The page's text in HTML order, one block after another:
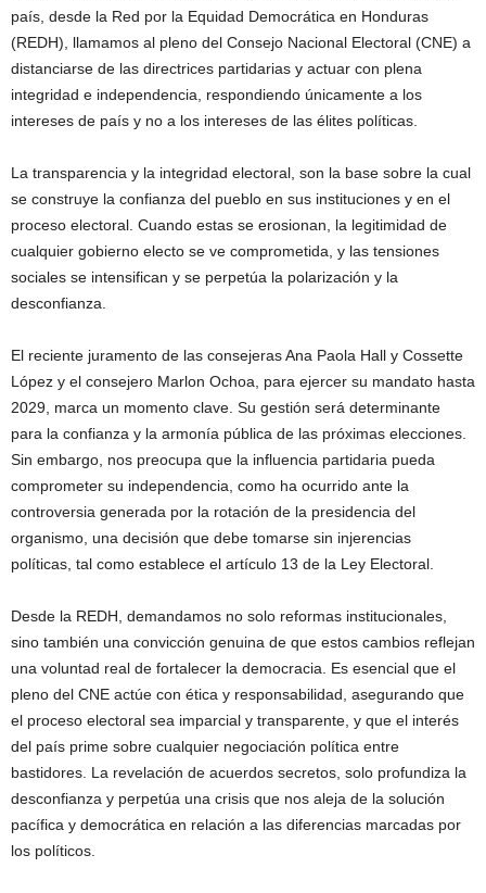
país, desde la Red por la Equidad Democrática en Honduras
(REDH), llamamos al pleno del Consejo Nacional Electoral (CNE) a
distanciarse de las directrices partidarias y actuar con plena
integridad e independencia, respondiendo únicamente a los
intereses de país y no a los intereses de las élites políticas.
La transparencia y la integridad electoral, son la base sobre la cual
se construye la confianza del pueblo en sus instituciones y en el
proceso electoral. Cuando estas se erosionan, la legitimidad de
cualquier gobierno electo se ve comprometida, y las tensiones
sociales se intensifican y se perpetúa la polarización y la
desconfianza.
El reciente juramento de las consejeras Ana Paola Hall y Cossette
López y el consejero Marlon Ochoa, para ejercer su mandato hasta
2029, marca un momento clave. Su gestión será determinante
para la confianza y la armonía pública de las próximas elecciones.
Sin embargo, nos preocupa que la influencia partidaria pueda
comprometer su independencia, como ha ocurrido ante la
controversia generada por la rotación de la presidencia del
organismo, una decisión que debe tomarse sin injerencias
políticas, tal como establece el artículo 13 de la Ley Electoral.
Desde la REDH, demandamos no solo reformas institucionales,
sino también una convicción genuina de que estos cambios reflejan
una voluntad real de fortalecer la democracia. Es esencial que el
pleno del CNE actúe con ética y responsabilidad, asegurando que
el proceso electoral sea imparcial y transparente, y que el interés
del país prime sobre cualquier negociación política entre
bastidores. La revelación de acuerdos secretos, solo profundiza la
desconfianza y perpetúa una crisis que nos aleja de la solución
pacífica y democrática en relación a las diferencias marcadas por
los políticos.